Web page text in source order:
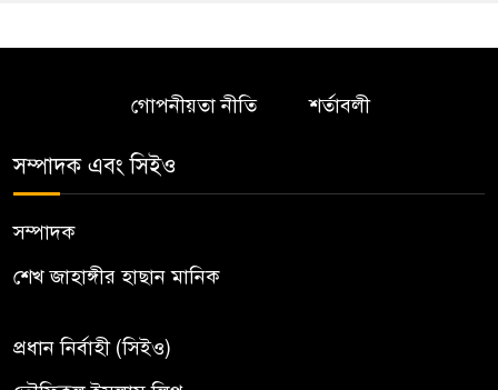
গোপনীয়তা নীতি শর্তাবলী
সম্পাদক এবং সিইও
সম্পাদক
শেখ জাহাঙ্গীর হাছান মানিক
প্রধান নির্বাহী (সিইও)